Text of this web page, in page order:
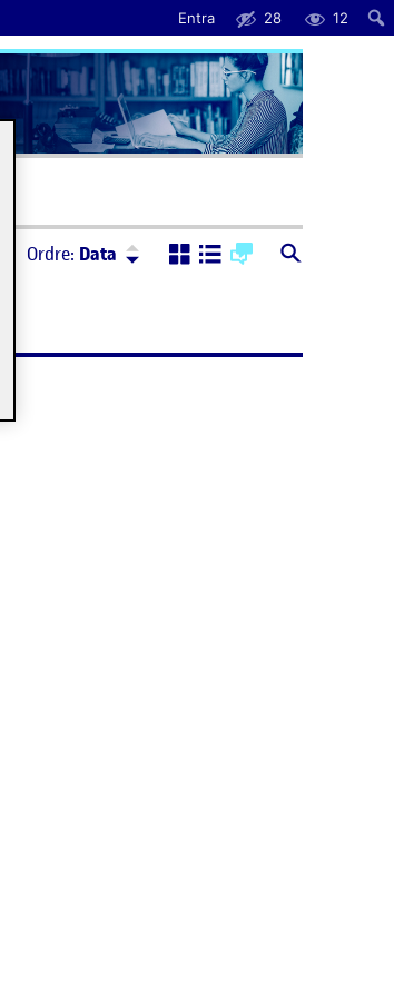
Entra 28 12
Ordre: Data Ordre: Descendent